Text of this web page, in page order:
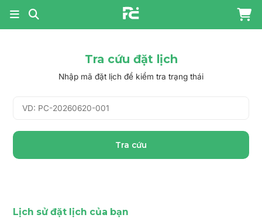
Tra cứu đặt lịch
Nhập mã đặt lịch để kiểm tra trạng thái
Tra cứu
Lịch sử đặt lịch của bạn